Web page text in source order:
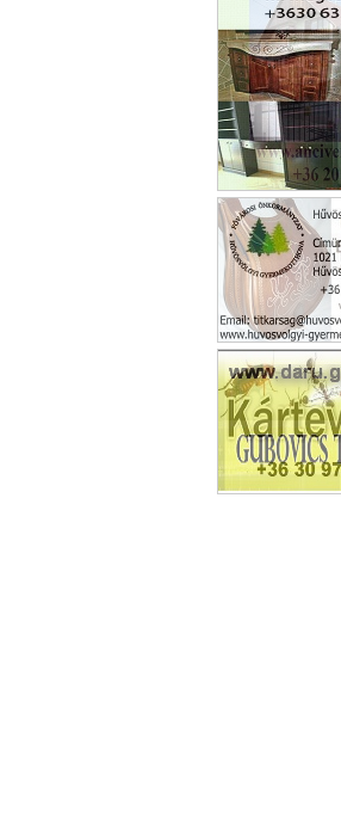
Csaba Bútor
Gyermekotthon